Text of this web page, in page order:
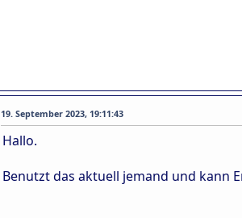
19. September 2023, 19:11:43
Hallo.
Benutzt das aktuell jemand und kann